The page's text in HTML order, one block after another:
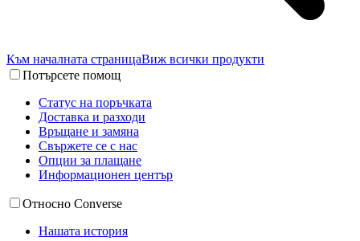
Към началната страницаВиж всички продукти
Потърсете помощ
Статус на поръчката
Доставка и разходи
Връщане и замяна
Свържете се с нас
Опции за плащане
Информационен център
Относно Converse
Нашата история